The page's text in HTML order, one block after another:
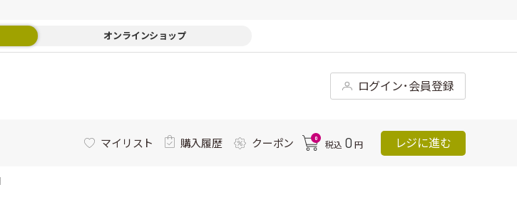
オンラインショップ
ログイン･会員登録
マイリスト 購入履歴 クーポン 0
税込 0 円 レジに進む